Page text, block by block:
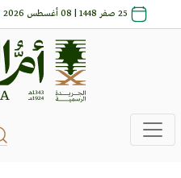
25 صفر 1448 | 08 أغسطس 2026